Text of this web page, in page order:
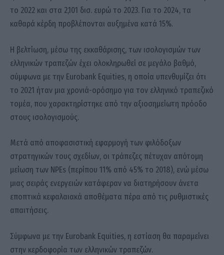
το 2022 και στα 2,101 δισ. ευρώ το 2023. Για το 2024, τα
καθαρά κέρδη προβλέπονται αυξημένα κατά 15%.
Η βελτίωση, μέσω της εκκαθάρισης, των ισολογισμών των
ελληνικών τραπεζών έχει ολοκληρωθεί σε μεγάλο βαθμό,
σύμφωνα με την Eurobank Equities, η οποία υπενθυμίζει ότι
το 2021 ήταν μια χρονιά-ορόσημο για τον ελληνικό τραπεζικό
τομέα, που χαρακτηρίστηκε από την αξιοσημείωτη πρόοδο
στους ισολογισμούς.
Μετά από αποφασιστική εφαρμογή των φιλόδοξων
στρατηγικών τους σχεδίων, οι τράπεζες πέτυχαν απότομη
μείωση των NPEs (περίπου 11% από 45% το 2018), ενώ μέσω
μιας σειράς ενεργειών κατάφεραν να διατηρήσουν άνετα
εποπτικά κεφαλαιακά αποθέματα πέρα ​​από τις ρυθμιστικές
απαιτήσεις.
Σύμφωνα με την Eurobank Equities, η εστίαση θα παραμείνει
στην κερδοφορία των ελληνικών τραπεζών.